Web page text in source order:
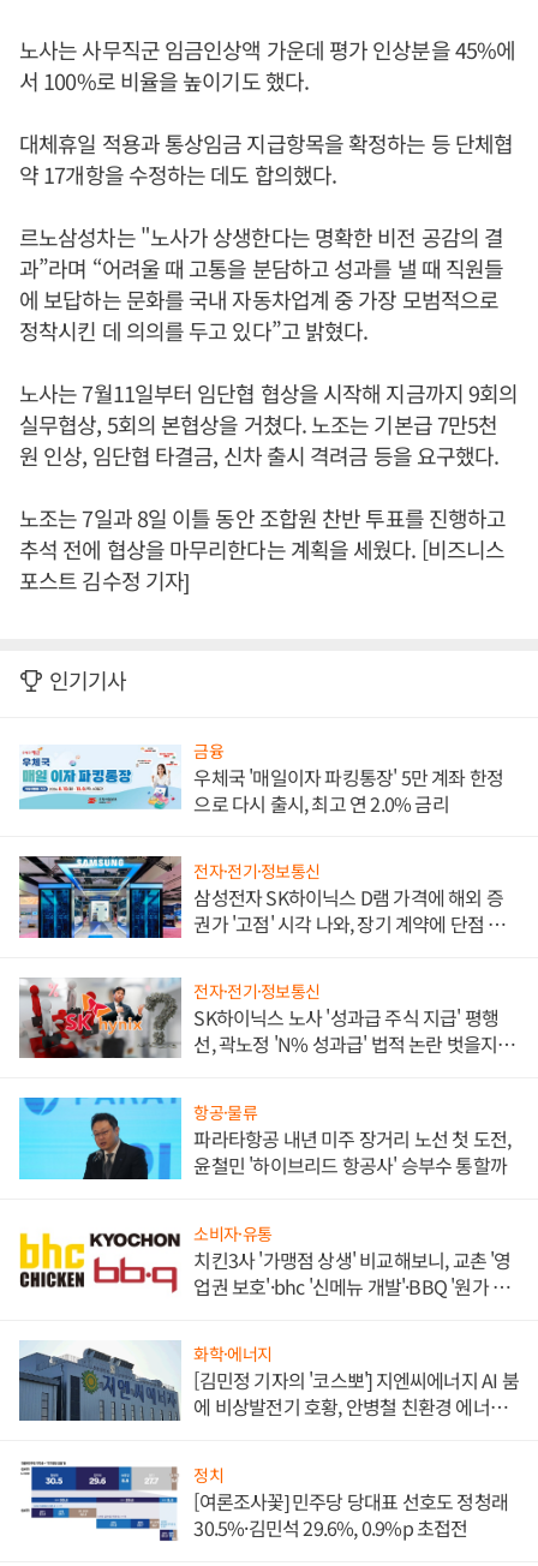
노사는 사무직군 임금인상액 가운데 평가 인상분을 45%에
서 100%로 비율을 높이기도 했다.
대체휴일 적용과 통상임금 지급항목을 확정하는 등 단체협
약 17개항을 수정하는 데도 합의했다.
르노삼성차는 "노사가 상생한다는 명확한 비전 공감의 결
과”라며 “어려울 때 고통을 분담하고 성과를 낼 때 직원들
에 보답하는 문화를 국내 자동차업계 중 가장 모범적으로
정착시킨 데 의의를 두고 있다”고 밝혔다.
노사는 7월11일부터 임단협 협상을 시작해 지금까지 9회의
실무협상, 5회의 본협상을 거쳤다. 노조는 기본급 7만5천
원 인상, 임단협 타결금, 신차 출시 격려금 등을 요구했다.
노조는 7일과 8일 이틀 동안 조합원 찬반 투표를 진행하고
추석 전에 협상을 마무리한다는 계획을 세웠다. [비즈니스
포스트 김수정 기자]
인기기사
금융
우체국 '매일이자 파킹통장' 5만 계좌 한정
으로 다시 출시, 최고 연 2.0% 금리
전자·전기·정보통신
삼성전자 SK하이닉스 D램 가격에 해외 증
권가 '고점' 시각 나와, 장기 계약에 단점 부
전자·전기·정보통신
SK하이닉스 노사 '성과급 주식 지급' 평행
선, 곽노정 'N% 성과급' 법적 논란 벗을지 주
항공·물류
파라타항공 내년 미주 장거리 노선 첫 도전,
윤철민 '하이브리드 항공사' 승부수 통할까
소비자·유통
치킨3사 '가맹점 상생' 비교해보니, 교촌 '영
업권 보호'·bhc '신메뉴 개발'·BBQ '원가 부
화학·에너지
[김민정 기자의 '코스뽀'] 지엔씨에너지 AI 붐
에 비상발전기 호황, 안병철 친환경 에너지
정치
[여론조사꽃] 민주당 당대표 선호도 정청래
30.5%·김민석 29.6%, 0.9%p 초접전